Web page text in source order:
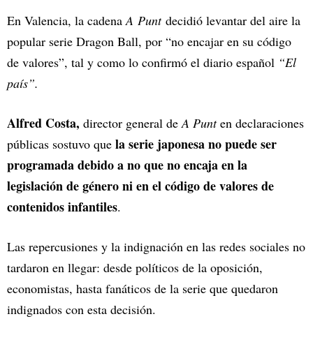
En Valencia, la cadenaA Puntdecidió levantar del aire la
popular serie Dragon Ball, por “no encajar en su código
de valores”, tal y como lo confirmó el diario español “El
país”.
Alfred Costa, director general deA Punten declaraciones
públicas sostuvo que la serie japonesa no puede ser
programada debido a no que no encaja en la
legislación de género ni en el código de valores de
contenidos infantiles.
Las repercusiones y la indignación en las redes sociales no
tardaron en llegar: desde políticos de la oposición,
economistas, hasta fanáticos de la serie que quedaron
indignados con esta decisión.